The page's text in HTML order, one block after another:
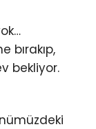
bırakıp,
bekliyor.